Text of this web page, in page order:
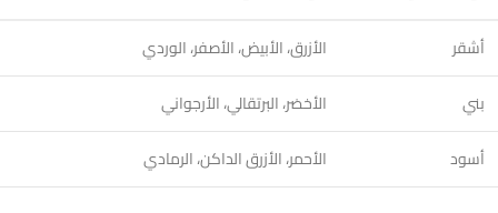
أشقر
الأزرق، الأبيض، الأصفر، الوردي
بني
الأخضر، البرتقالي، الأرجواني
أسود
الأحمر، الأزرق الداكن، الرمادي